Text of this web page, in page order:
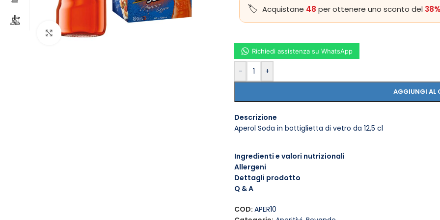
Clicca per ingrandire
Acquistane 48 per ottenere uno sconto del
- +
AGGIUNGI AL
Richiedi assistenza su WhatsApp
Descrizione
Aperol Soda in bottiglietta di vetro da 12,5 cl
Ingredienti e valori nutrizionali
Allergeni
Dettagli prodotto
Q & A
COD:APER10